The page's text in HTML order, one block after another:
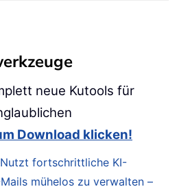
neue Kutools für
Download klicken!
Nutzt fortschrittliche KI-
mühelos zu verwalten –